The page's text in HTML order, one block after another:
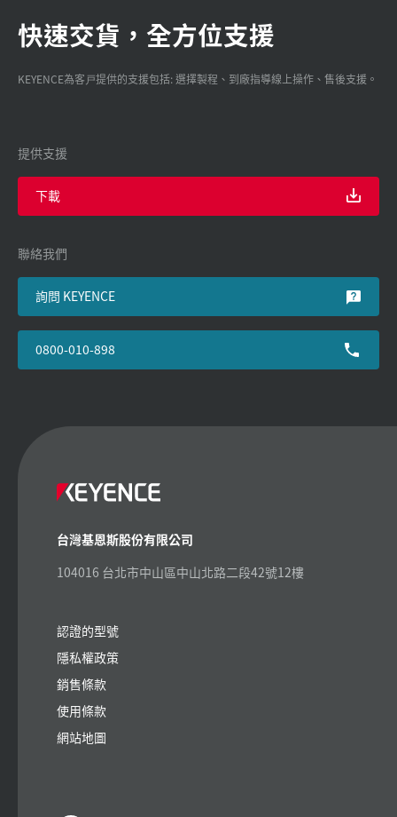
快速交貨，全方位支援
KEYENCE為客戸提供的支援包括: 選擇製程、到廠指導線上操作、售後支援。
提供支援
下載
聯絡我們
詢問 KEYENCE
0800-010-898
台灣基恩斯股份有限公司
104016 台北市中山區中山北路二段42號12樓
認證的型號
隱私權政策
銷售條款
使用條款
網站地圖